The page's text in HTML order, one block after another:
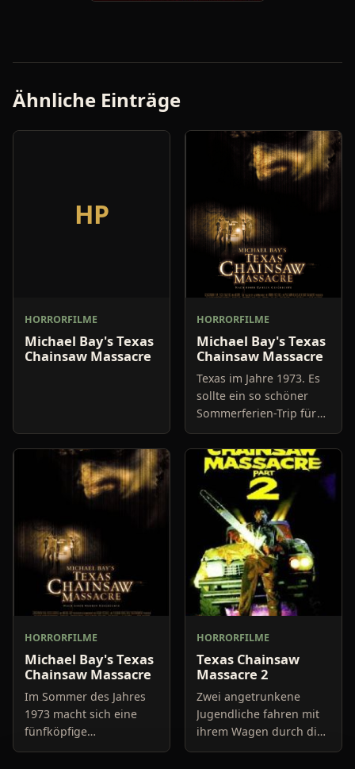
Ähnliche Einträge
HP
HORRORFILME
Michael Bay's Texas
Chainsaw Massacre
HORRORFILME
Michael Bay's Texas
Chainsaw Massacre
Texas im Jahre 1973. Es
sollte ein so schöner
Sommerferien-Trip für
die 5 jungen Leute
werden: Nach ein paar
Tagen Aufenthalt in
Mexiko mit dem Van
quer durc
HORRORFILME
Michael Bay's Texas
Chainsaw Massacre
Im Sommer des Jahres
1973 macht sich eine
fünfköpfige
Teenagergruppe auf den
HORRORFILME
Texas Chainsaw
Massacre 2
Zwei angetrunkene
Jugendliche fahren mit
ihrem Wagen durch die
Weiten von Texas und